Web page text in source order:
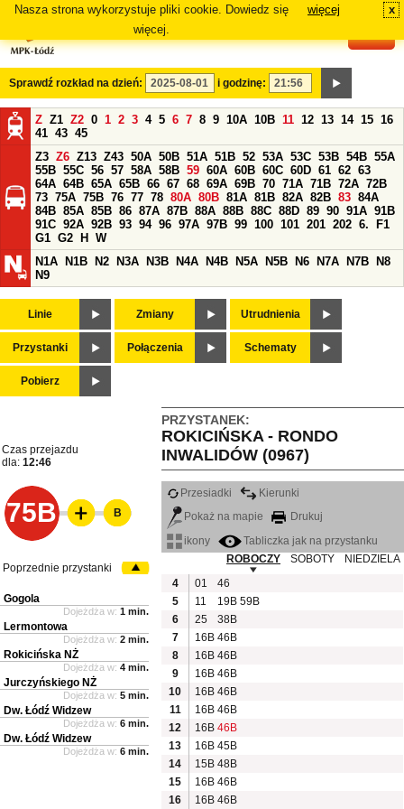
Nasza strona wykorzystuje pliki cookie. Dowiedz się
więcej.
więcej x
Sprawdź rozkład na dzień: i godzinę:
Z Z1 Z2 0 1 2 3 4 5 6 7 8 9 10A 10B 11 12 13 14 15 16
41 43 45
Z3 Z6 Z13 Z43 50A 50B 51A 51B 52 53A 53C 53B 54B 55A
55B 55C 56 57 58A 58B 59 60A 60B 60C 60D 61 62 63
64A 64B 65A 65B 66 67 68 69A 69B 70 71A 71B 72A 72B
73 75A 75B 76 77 78 80A 80B 81A 81B 82A 82B 83 84A
84B 85A 85B 86 87A 87B 88A 88B 88C 88D 89 90 91A 91B
91C 92A 92B 93 94 96 97A 97B 99 100 101 201 202 6.
F1
G1 G2 H
W
N1A
N1B N2 N3A N3B N4A N4B N5A N5B N6 N7A N7B
N8
N9
Linie Zmiany Utrudnienia
Przystanki Połączenia Schematy
Pobierz
PRZYSTANEK:
ROKICIŃSKA - RONDO
INWALIDÓW (0967)
Czas przejazdu
dla: 12:46
75B
Przesiadki
Kierunki
Pokaż na mapie
Drukuj
ikony
Tabliczka jak na przystanku
ROBOCZY
SOBOTY
NIEDZIELA
4
01
46
5
11 19B 59B
6
25
38B
7
16B 46B
8
16B 46B
9
16B 46B
10
16B 46B
11
16B 46B
12
16B 46B
13
16B 45B
14
15B 48B
15
16B 46B
16
16B 46B
B
Poprzednie przystanki
Gogola
Dojeżdża w: 1 min.
Lermontowa
Dojeżdża w: 2 min.
Rokicińska NŻ
Dojeżdża w: 4 min.
Jurczyńskiego NŻ
Dojeżdża w: 5 min.
Dw. Łódź Widzew
Dojeżdża w: 6 min.
Dw. Łódź Widzew
Dojeżdża w: 6 min.